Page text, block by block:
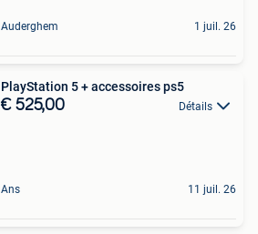
Auderghem 1 juil. 26
PlayStation 5 + accessoires ps5
€ 525,00 Détails
Ans 11 juil. 26